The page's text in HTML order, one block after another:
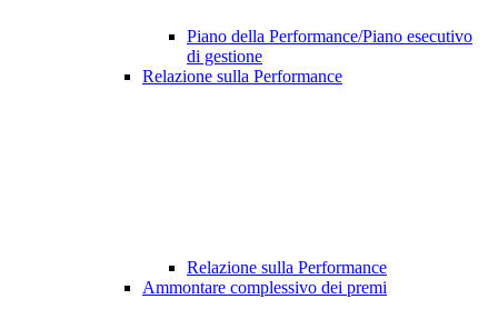
Piano della Performance/Piano esecutivo
di gestione
Relazione sulla Performance
Relazione sulla Performance
Ammontare complessivo dei premi